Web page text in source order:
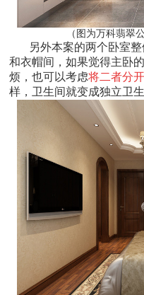
（图为万科翡翠
另外本案的两个卧室
和衣帽间，如果觉得主卧
烦，也可以考虑将二者分
样，卫生间就变成独立卫生